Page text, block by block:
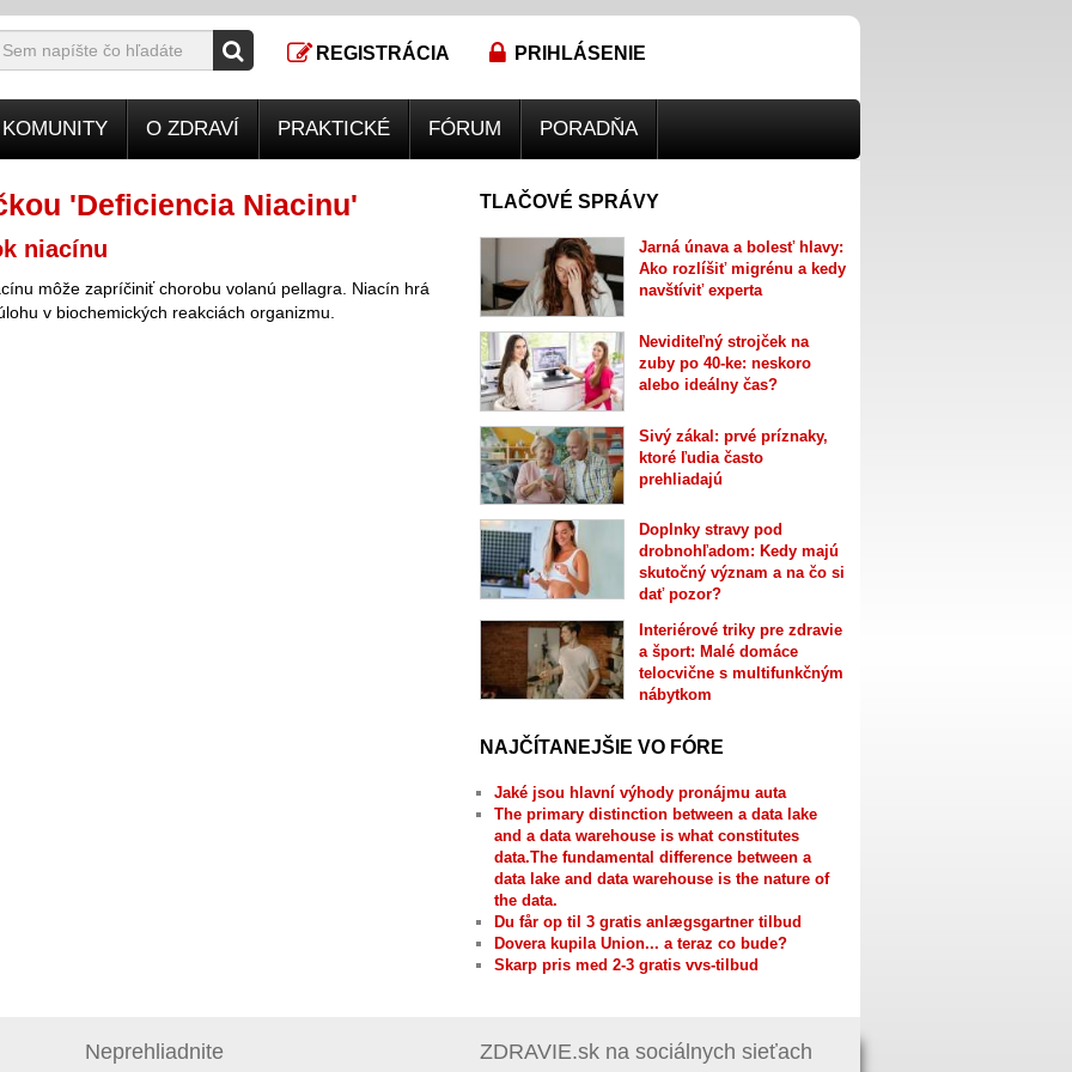
REGISTRÁCIA PRIHLÁSENIE
KOMUNITY O ZDRAVÍ PRAKTICKÉ FÓRUM PORADŇA
'Deficiencia Niacinu'
niacínu
môže zapríčiniť chorobu volanú pellagra. Niacín hrá
v biochemických reakciách organizmu.
TLAČOVÉ SPRÁVY
Jarná únava a bolesť hlavy:
Ako rozlíšiť migrénu a kedy
navštíviť experta
Neviditeľný strojček na
zuby po 40-ke: neskoro
alebo ideálny čas?
Sivý zákal: prvé príznaky,
ktoré ľudia často
prehliadajú
Doplnky stravy pod
drobnohľadom: Kedy majú
skutočný význam a na čo si
dať pozor?
Interiérové triky pre zdravie
a šport: Malé domáce
telocvične s multifunkčným
nábytkom
NAJČÍTANEJŠIE VO FÓRE
Jaké jsou hlavní výhody pronájmu auta
The primary distinction between a data lake
and a data warehouse is what constitutes
data.The fundamental difference between a
data lake and data warehouse is the nature of
the data.
Du får op til 3 gratis anlægsgartner tilbud
Dovera kupila Union... a teraz co bude?
Skarp pris med 2-3 gratis vvs-tilbud
Neprehliadnite ZDRAVIE.sk na sociálnych sieťach